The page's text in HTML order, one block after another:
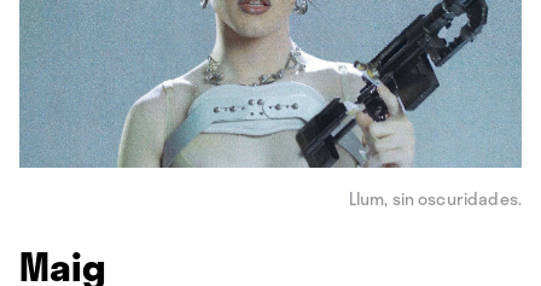
Llum, sin oscuridades.
Maig